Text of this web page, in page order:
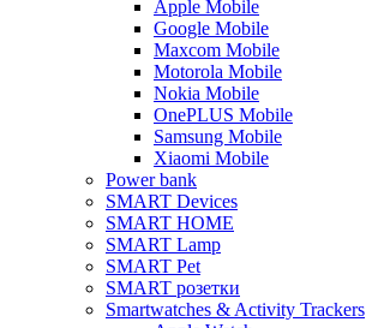
Apple Mobile
Google Mobile
Maxcom Mobile
Motorola Mobile
Nokia Mobile
OnePLUS Mobile
Samsung Mobile
Xiaomi Mobile
Power bank
SMART Devices
SMART HOME
SMART Lamp
SMART Pet
SMART розетки
Smartwatches & Activity Trackers